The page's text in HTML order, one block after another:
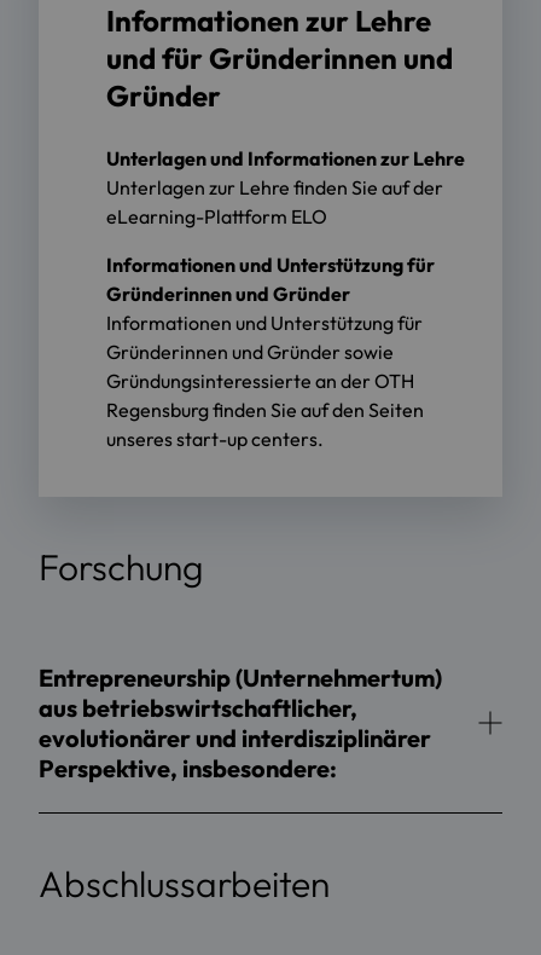
Informationen zur Lehre
und für Gründerinnen und
Gründer
Unterlagen und Informationen zur Lehre
Unterlagen zur Lehre finden Sie auf der
eLearning-Plattform ELO
Informationen und Unterstützung für
Gründerinnen und Gründer
Informationen und Unterstützung für
Gründerinnen und Gründer sowie
Gründungsinteressierte an der OTH
Regensburg finden Sie auf den Seiten
unseres start-up centers.
Forschung
Entrepreneurship (Unternehmertum)
aus betriebswirtschaftlicher,
evolutionärer und interdisziplinärer
Perspektive, insbesondere:
Abschlussarbeiten